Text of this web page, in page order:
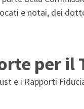
e notai, dei
per il
e i Rapporti